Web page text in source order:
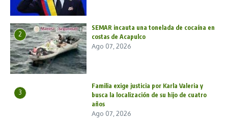
2
SEMAR incauta una tonelada de cocaína en
costas de Acapulco
Ago 07, 2026
3
Familia exige justicia por Karla Valeria y
busca la localización de su hijo de cuatro
años
Ago 07, 2026